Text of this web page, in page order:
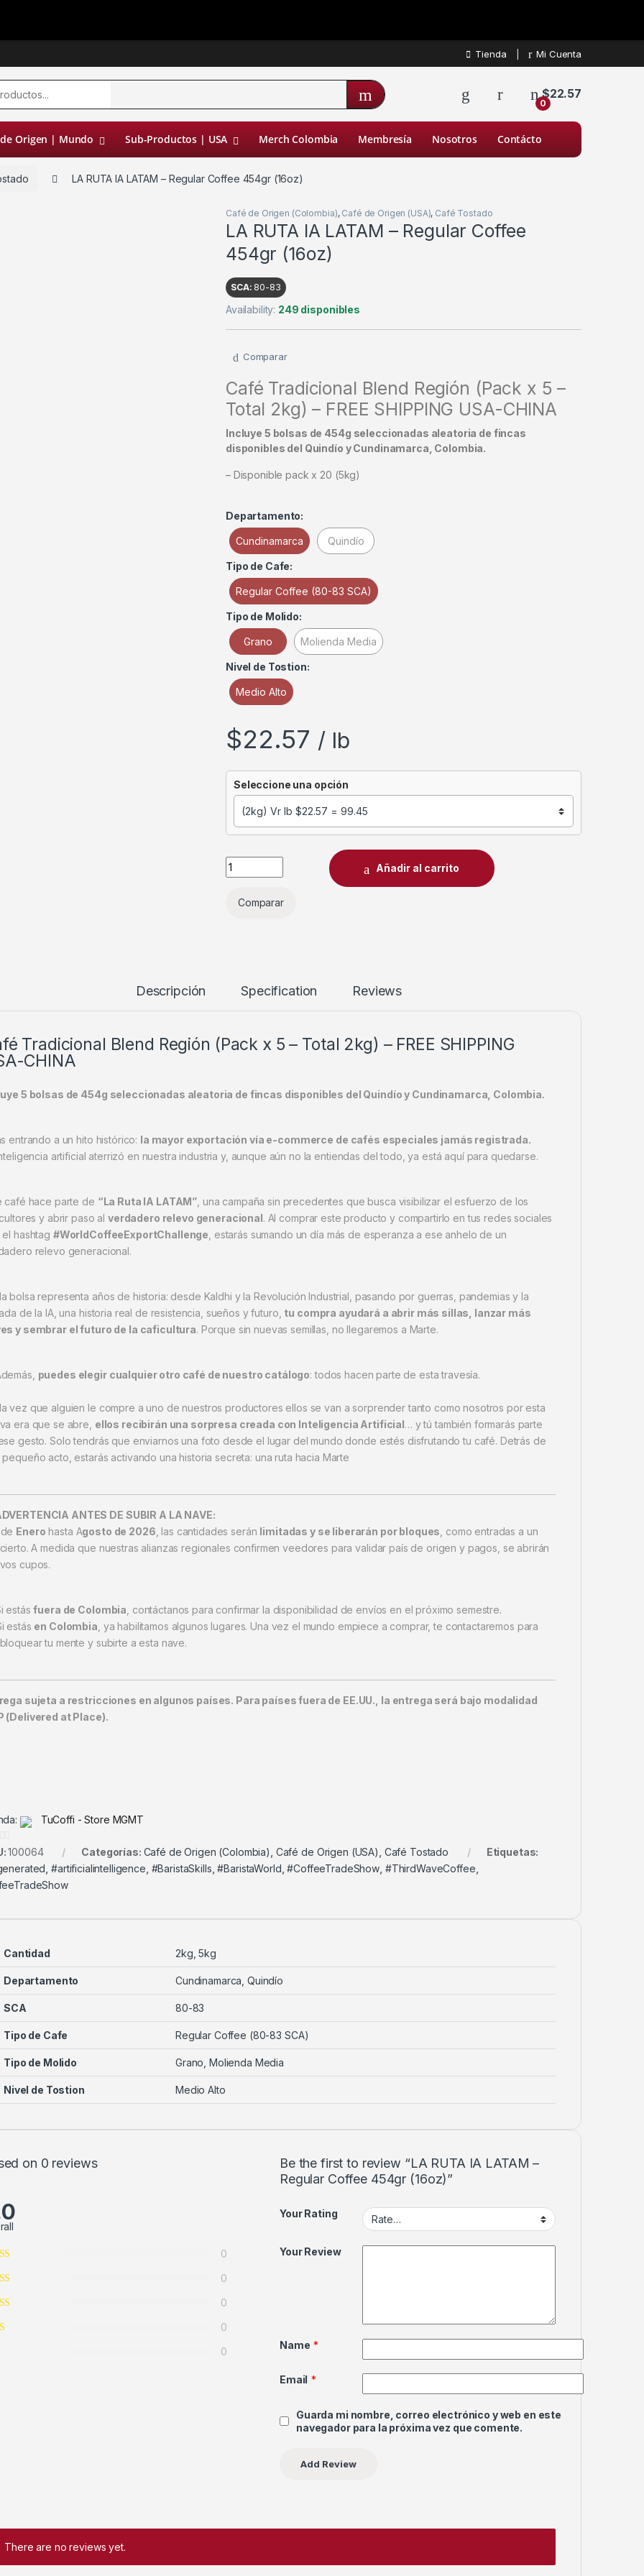
Tienda Mi Cuenta
0
$22.57
Origen | Mundo Sub-Productos | USA Merch Colombia Membresía Nosotros Contácto
LA RUTA IA LATAM – Regular Coffee 454gr (16oz)
Café de Origen (Colombia), Café de Origen (USA), Café Tostado
LA RUTA IA LATAM – Regular Coffee
454gr (16oz)
SCA: 80-83
Availability: 249 disponibles
Comparar
Café Tradicional Blend Región (Pack x 5 –
Total 2kg) – FREE SHIPPING USA-CHINA
Incluye 5 bolsas de 454g seleccionadas aleatoria de fincas
disponibles del Quindío y Cundinamarca, Colombia.
– Disponible pack x 20 (5kg)
Departamento:
Cundinamarca Quindío
Tipo de Cafe:
Regular Coffee (80-83 SCA)
Tipo de Molido:
Grano Molienda Media
Nivel de Tostion:
Medio Alto
$22.57 / lb
Seleccione una opción
Añadir al carrito
Comparar
Descripción Specification Reviews
Tradicional Blend Región (Pack x 5 – Total 2kg) – FREE SHIPPING
CHINA
5 bolsas de 454g seleccionadas aleatoria de fincas disponibles del Quindío y Cundinamarca, Colombia.
entrando a un hito histórico: la mayor exportación vía e-commerce de cafés especiales jamás registrada.
artificial aterrizó en nuestra industria y, aunque aún no la entiendas del todo, ya está aquí para quedarse.
café hace parte de “La Ruta IA LATAM” , una campaña sin precedentes que busca visibilizar el esfuerzo de los
y abrir paso al verdadero relevo generacional. Al comprar este producto y compartirlo en tus redes sociales
hashtag #WorldCoffeeExportChallenge , estarás sumando un día más de esperanza a ese anhelo de un
relevo generacional.
bolsa representa años de historia: desde Kaldhi y la Revolución Industrial, pasando por guerras, pandemias y la
de la IA, una historia real de resistencia, sueños y futuro, tu compra ayudará a abrir más sillas, lanzar más
y sembrar el futuro de la caficultura. Porque sin nuevas semillas, no llegaremos a Marte.
puedes elegir cualquier otro café de nuestro catálogo: todos hacen parte de esta travesía.
vez que alguien le compre a uno de nuestros productores ellos se van a sorprender tanto como nosotros por esta
era que se abre, ellos recibirán una sorpresa creada con Inteligencia Artificial… y tú también formarás parte
gesto. Solo tendrás que enviarnos una foto desde el lugar del mundo donde estés disfrutando tu café. Detrás de
pequeño acto, estarás activando una historia secreta: una ruta hacia Marte
ANTES DE SUBIR A LA NAVE:
Enero hasta Agosto de 2026 , las cantidades serán limitadas y se liberarán por bloques , como entradas a un
A medida que nuestras alianzas regionales confirmen veedores para validar país de origen y pagos, se abrirán
cupos.
estásfuera de Colombia , contáctanos para confirmar la disponibilidad de envíos en el próximo semestre.
estás en Colombia , ya habilitamos algunos lugares. Una vez el mundo empiece a comprar, te contactaremos para
tu mente y subirte a esta nave.
sujeta a restricciones en algunos países. Para países fuera de EE.UU., la entrega será bajo modalidad
(Delivered at Place).
TuCoffi - Store MGMT
100064 Categorías: Café de Origen (Colombia), Café de Origen (USA), Café Tostado
Etiquetas:
,#artificialintelligence, #BaristaSkills,#BaristaWorld,#CoffeeTradeShow, #ThirdWaveCoffee,
Cantidad 2kg, 5kg
Departamento Cundinamarca, Quindío
SCA 80-83
Tipo de Cafe Regular Coffee (80-83 SCA)
Tipo de Molido Grano, Molienda Media
Nivel de Tostion Medio Alto
on 0 reviews
0
0
0
0
0
Be the first to review “LA RUTA IA LATAM –
Regular Coffee 454gr (16oz)”
Your Rating
Your Review
Name *
Email *
Guarda mi nombre, correo electrónico y web en este
navegador para la próxima vez que comente.
There are no reviews yet.